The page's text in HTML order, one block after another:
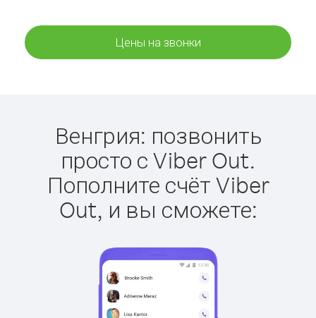
Цены на звонки
Венгрия: позвонить
просто с Viber Out.
Пополните счёт Viber
Out, и вы сможете: